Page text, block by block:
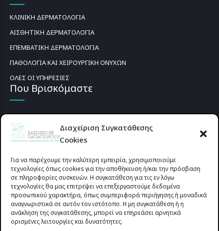
Διαχείριση Συγκατάθεσης
Cookies
Για να παρέχουμε την καλύτερη εμπειρία, χρησιμοποιούμε
τεχνολογίες όπως cookies για την αποθήκευση ή/και την πρόσβαση
σε πληροφορίες συσκευών. Η συγκατάθεση για τις εν λόγω
τεχνολογίες θα μας επιτρέψει να επεξεργαστούμε δεδομένα
προσωπικού χαρακτήρα, όπως συμπεριφορά περιήγησης ή μοναδικά
αναγνωριστικά σε αυτόν τον ιστότοπο. Η μη συγκατάθεση ή η
ανάκληση της συγκατάθεσης, μπορεί να επηρεάσει αρνητικά
ορισμένες λειτουργίες και δυνατότητες.
ΚΛΙΝΙΚΗ ΔΕΡΜΑΤΟΛΟΓΙΑ
ΑΙΣΘΗΤΙΚΗ ΔΕΡΜΑΤΟΛΟΓΙΑ
ΕΠΕΜΒΑΤΙΚΗ ΔΕΡΜΑΤΟΛΟΓΙΑ
ΠΑΘΟΛΟΓΙΑ ΚΑΙ ΧΕΙΡΟΥΡΓΙΚΗ ΟΝΥΧΩΝ
ΟΛΕΣ ΟΙ ΥΠΗΡΕΣΙΕΣ
Που Βρισκόμαστε